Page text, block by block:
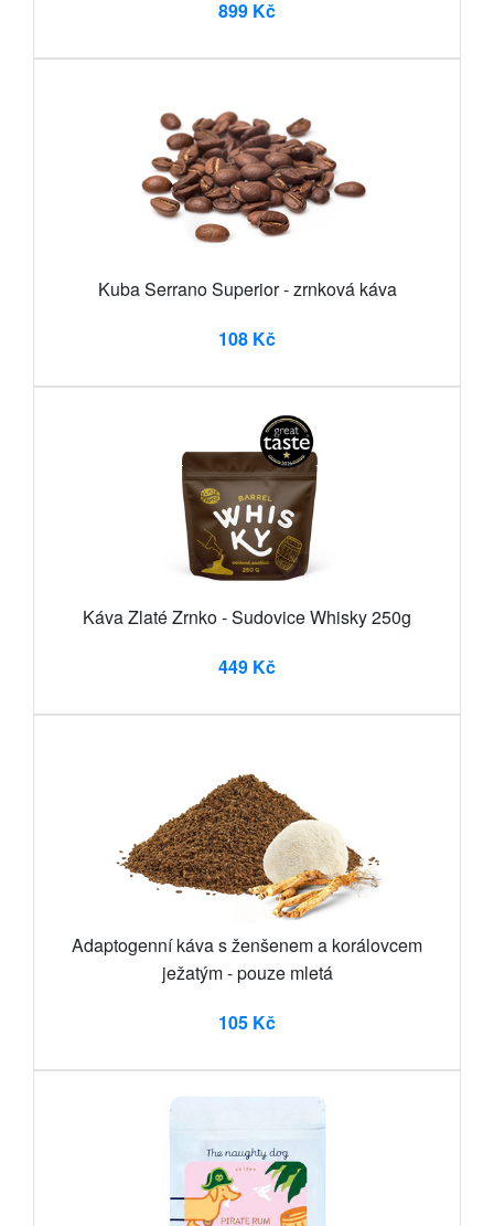
899 Kč
Kuba Serrano Superior - zrnková káva
108 Kč
Káva Zlaté Zrnko - Sudovice Whisky 250g
449 Kč
Adaptogenní káva s ženšenem a korálovcem
ježatým - pouze mletá
105 Kč